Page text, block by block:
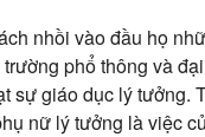
nhồi vào đầu họ
phổ thông và
sự giáo dục lý tưởng.
nữ lý tưởng là việc